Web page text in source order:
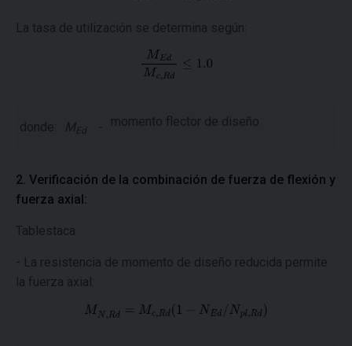
La tasa de utilización se determina según:
donde: MEd - momento flector de diseño
2. Verificación de la combinación de fuerza de flexión y
fuerza axial:
Tablestaca
- La resistencia de momento de diseño reducida permite
la fuerza axial: